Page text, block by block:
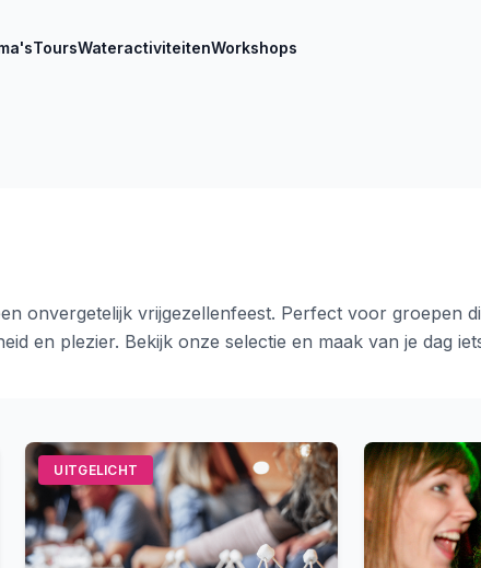
ToursWateractiviteitenWorkshops
onvergetelijk vrijgezellenfeest. Perfect voor groepen
en plezier. Bekijk onze selectie en maak van je dag
UITGELICHT